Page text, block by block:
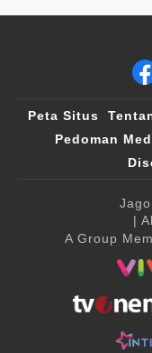
Peta Situs
Pedoman
|
A Group